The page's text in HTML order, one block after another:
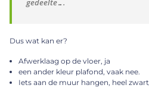
gedeelte….
Dus wat kan er?
Afwerklaag op de vloer, ja
een ander kleur plafond, vaak nee.
Iets aan de muur hangen, heel